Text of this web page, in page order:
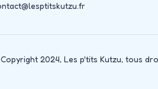
2024, Les p'tits Kutzu, tous